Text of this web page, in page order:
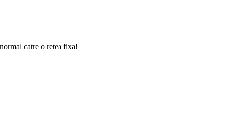
catre o retea fixa!